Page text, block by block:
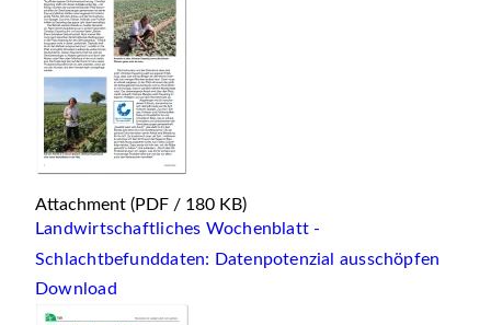
Attachment (PDF / 180 KB)
Landwirtschaftliches Wochenblatt -
Schlachtbefunddaten: Datenpotenzial ausschöpfen
Download